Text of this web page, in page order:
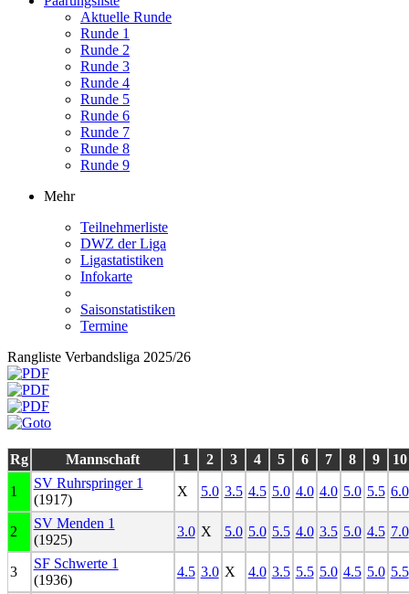
Aktuelle Runde
Runde 1
Runde 2
Runde 3
Runde 4
Runde 5
Runde 6
Runde 7
Runde 8
Runde 9
Mehr
Teilnehmerliste
DWZ der Liga
Ligastatistiken
Infokarte
Saisonstatistiken
Termine
Rangliste Verbandsliga 2025/26
Rg Mannschaft 1 2 3 4 5 6 7 8 9 10
1
SV Ruhrspringer 1
(1917)
X 5.0 3.5 4.5 5.0 4.0 4.0 5.0 5.5 6.0
2
SV Menden 1
(1925)
3.0 X 5.0 5.0 5.5 4.0 3.5 5.0 4.5 7.0
3
SF Schwerte 1
(1936)
4.5 3.0 X 4.0 3.5 5.5 5.0 4.5 5.0 5.5